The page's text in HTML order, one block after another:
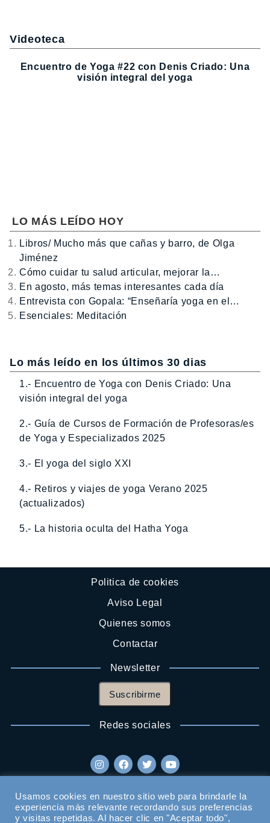
Videoteca
Encuentro de Yoga #22 con Denis Criado: Una
visión integral del yoga
LO MÁS LEÍDO HOY
Libros/ Mucho más que cañas y barro, de Olga
Jiménez
Cómo cuidar tu salud articular, mejorar la…
En agosto, más temas interesantes cada día
Entrevista con Gopala: “Enseñaría yoga en el…
Esenciales: Meditación
Lo más leído en los últimos 30 dias
1.- Encuentro de Yoga con Denis Criado: Una
visión integral del yoga
2.- Guía de Cursos de Formación de Profesoras/es
de Yoga y Especializados 2025
3.- El yoga del siglo XXI
4.- Retiros y viajes de yoga Verano 2025
(actualizados)
5.- La historia oculta del Hatha Yoga
Politica de cookies
Aviso Legal
Quienes somos
Contactar
Newsletter
Suscribirme
Redes sociales
Usamos cookies en nuestro sitio web para brindarle la
experiencia más relevante recordando sus preferencias
y visitas repetidas. Al hacer clic en "Aceptar todo",